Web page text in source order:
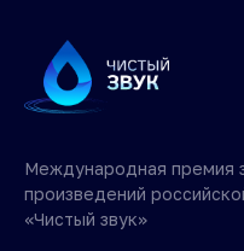
Международная премия
произведений
«Чистый звук»